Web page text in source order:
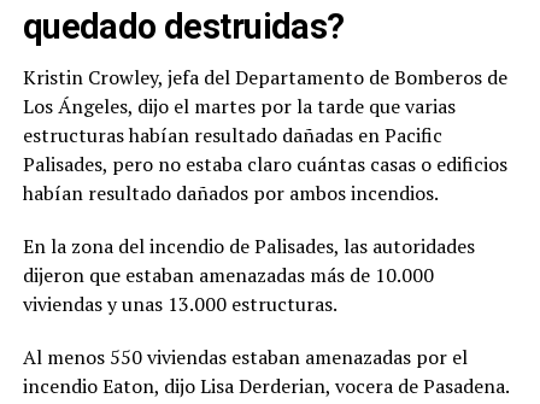
quedado destruidas?
Kristin Crowley, jefa del Departamento de Bomberos de
Los Ángeles, dijo el martes por la tarde que varias
estructuras habían resultado dañadas en Pacific
Palisades, pero no estaba claro cuántas casas o edificios
habían resultado dañados por ambos incendios.
En la zona del incendio de Palisades, las autoridades
dijeron que estaban amenazadas más de 10.000
viviendas y unas 13.000 estructuras.
Al menos 550 viviendas estaban amenazadas por el
incendio Eaton, dijo Lisa Derderian, vocera de Pasadena.